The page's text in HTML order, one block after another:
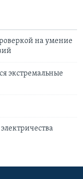
на умение
экстремальные